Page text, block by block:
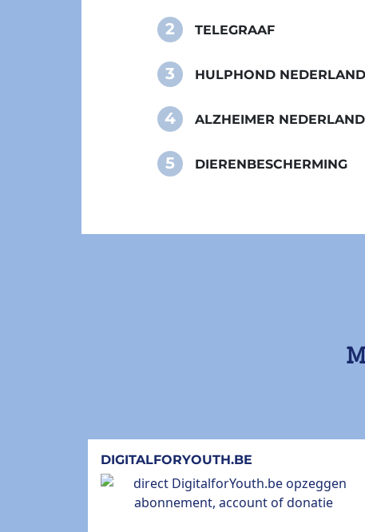
2 TELEGRAAF
3 HULPHOND NEDERLAND
4 ALZHEIMER NEDERLAND
5 DIERENBESCHERMING
DIGITALFORYOUTH.BE